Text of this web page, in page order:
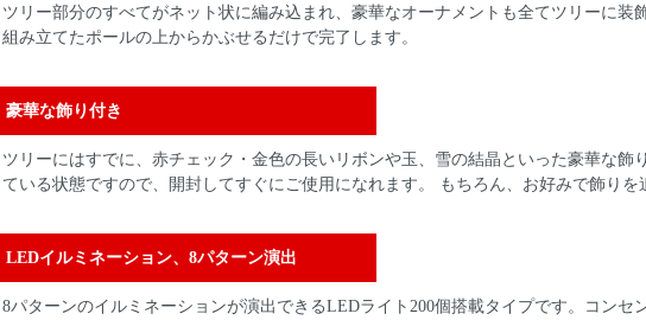
ツリー部分のすべてがネット状に編み込まれ、豪華なオーナメントも全てツリーに装
組み立てたポールの上からかぶせるだけで完了します。
豪華な飾り付き
ツリーにはすでに、赤チェック・金色の長いリボンや玉、雪の結晶といった豪華な飾
ている状態ですので、開封してすぐにご使用になれます。 もちろん、お好みで飾りを
LEDイルミネーション、8パターン演出
8パターンのイルミネーションが演出できるLEDライト200個搭載タイプです。コンセ